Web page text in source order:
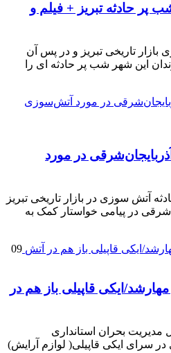
پر حادثه تبریز + فیلم و
بازار تاریخی تبریز و در پس آن
این شهر شب پر حادثه ای را
در مورد
آتش سوزی در بازار تاریخی تبریز
شرقی در پیامی خواستار کمک به
09
ایکی قاپیلی باز هم در
مدیریت بحران استانداری
سرای ایکی قاپیلی( لوازم آرایش)